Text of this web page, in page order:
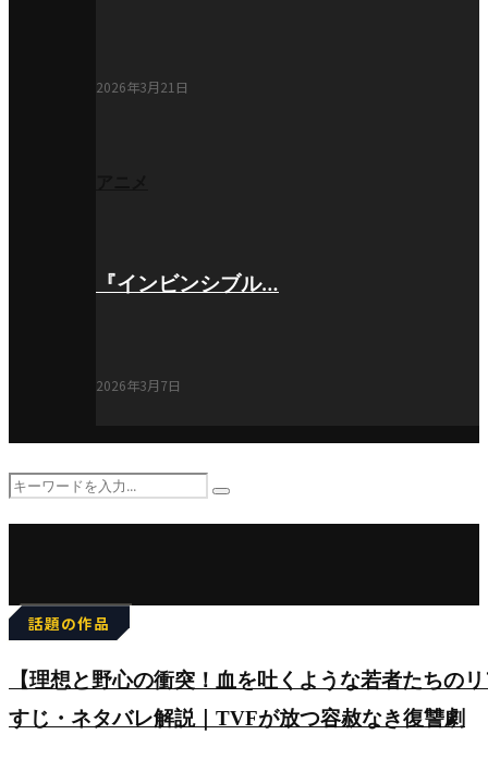
2026年3月21日
『インビンシブル…
2026年3月7日
Search
Search
話題の作品
【理想と野心の衝突！血を吐くような若者たちの
すじ・ネタバレ解説｜TVFが放つ容赦なき復讐劇